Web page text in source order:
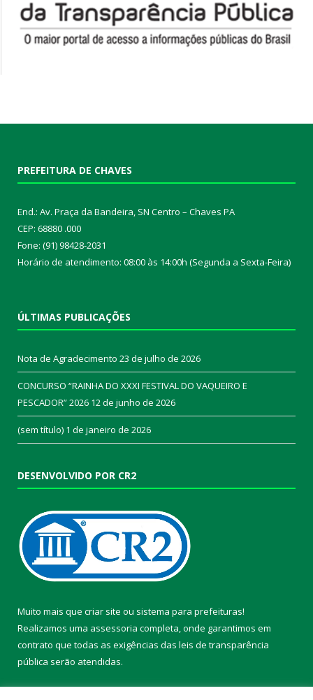
PREFEITURA DE CHAVES
End.: Av. Praça da Bandeira, SN Centro – Chaves PA
CEP: 68880 .000
Fone: (91) 98428-2031
Horário de atendimento: 08:00 às 14:00h (Segunda a Sexta-Feira)
ÚLTIMAS PUBLICAÇÕES
Nota de Agradecimento 23 de julho de 2026
CONCURSO “RAINHA DO XXXI FESTIVAL DO VAQUEIRO E
PESCADOR” 2026 12 de junho de 2026
(sem título) 1 de janeiro de 2026
DESENVOLVIDO POR CR2
Muito mais que criar site ou sistema para prefeituras!
Realizamos uma assessoria completa, onde garantimos em
contrato que todas as exigências das leis de transparência
pública serão atendidas.